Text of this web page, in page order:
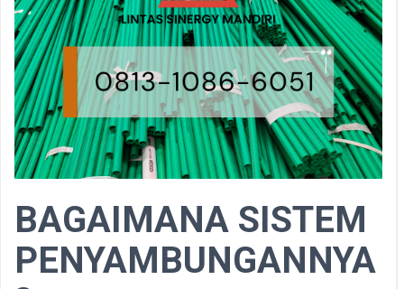
BAGAIMANA SISTEM
PENYAMBUNGANNYA